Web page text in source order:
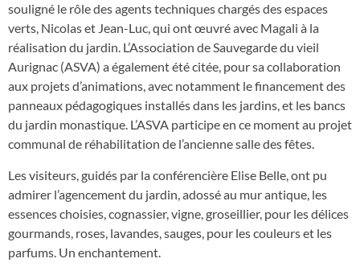
souligné le rôle des agents techniques chargés des espaces
verts, Nicolas et Jean-Luc, qui ont œuvré avec Magali à la
réalisation du jardin. L’Association de Sauvegarde du vieil
Aurignac (ASVA) a également été citée, pour sa collaboration
aux projets d’animations, avec notamment le financement des
panneaux pédagogiques installés dans les jardins, et les bancs
du jardin monastique. L’ASVA participe en ce moment au projet
communal de réhabilitation de l’ancienne salle des fêtes.
Les visiteurs, guidés par la conférencière Elise Belle, ont pu
admirer l’agencement du jardin, adossé au mur antique, les
essences choisies, cognassier, vigne, groseillier, pour les délices
gourmands, roses, lavandes, sauges, pour les couleurs et les
parfums. Un enchantement.